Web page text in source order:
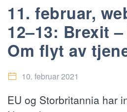
11. februar,
12–13: Brexit
Om flyt av
10. februar 2021
EU og Storbritannia har